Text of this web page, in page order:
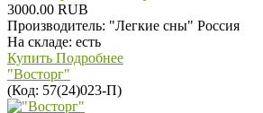
3000.00 RUB
Производитель: "Легкие сны" Россия
На складе: есть
Купить Подробнее
"Восторг"
(Код: 57(24)023-П)